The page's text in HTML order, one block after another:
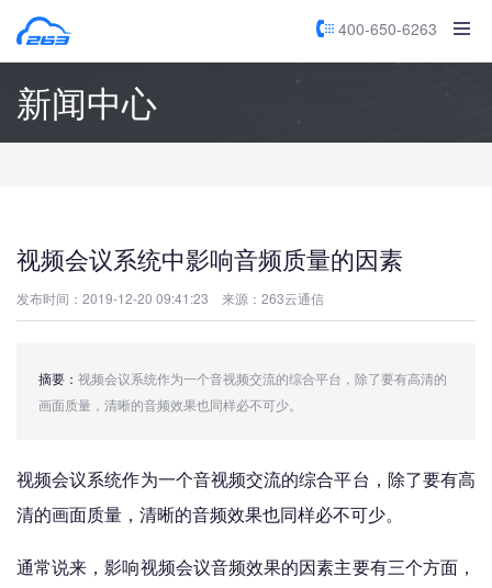
400-650-6263
新闻中心
视频会议系统中影响音频质量的因素
发布时间：2019-12-20 09:41:23 来源：263云通信
摘要： 视频会议系统作为一个音视频交流的综合平台，除了要有高清的
画面质量，清晰的音频效果也同样必不可少。
视频会议系统作为一个音视频交流的综合平台，除了要有高
清的画面质量，清晰的音频效果也同样必不可少。
通常说来，影响视频会议音频效果的因素主要有三个方面，